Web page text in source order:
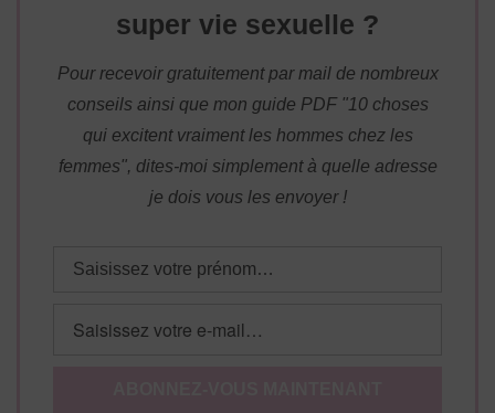
super vie sexuelle ?
Pour recevoir gratuitement par mail de nombreux
conseils ainsi que mon guide PDF "10 choses
qui excitent vraiment les hommes chez les
femmes", dites-moi simplement à quelle adresse
je dois vous les envoyer !